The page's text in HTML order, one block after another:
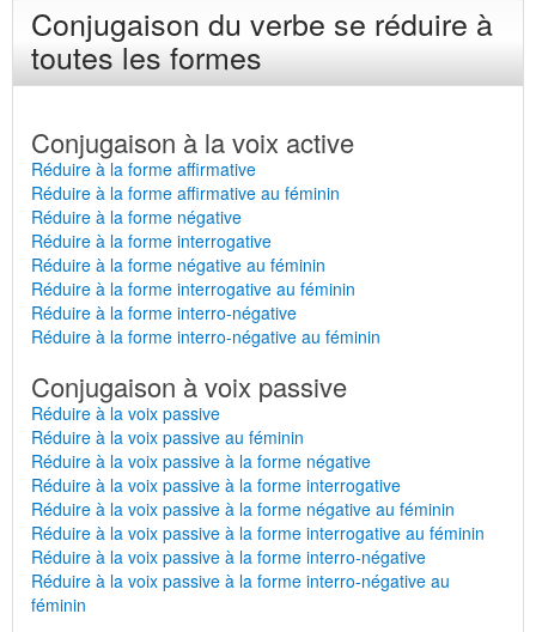
Conjugaison du verbe se réduire à
toutes les formes
Conjugaison à la voix active
Réduire à la forme affirmative
Réduire à la forme affirmative au féminin
Réduire à la forme négative
Réduire à la forme interrogative
Réduire à la forme négative au féminin
Réduire à la forme interrogative au féminin
Réduire à la forme interro-négative
Réduire à la forme interro-négative au féminin
Conjugaison à voix passive
Réduire à la voix passive
Réduire à la voix passive au féminin
Réduire à la voix passive à la forme négative
Réduire à la voix passive à la forme interrogative
Réduire à la voix passive à la forme négative au féminin
Réduire à la voix passive à la forme interrogative au féminin
Réduire à la voix passive à la forme interro-négative
Réduire à la voix passive à la forme interro-négative au
féminin